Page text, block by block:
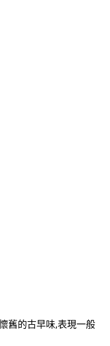
舊的古早味,表現一般